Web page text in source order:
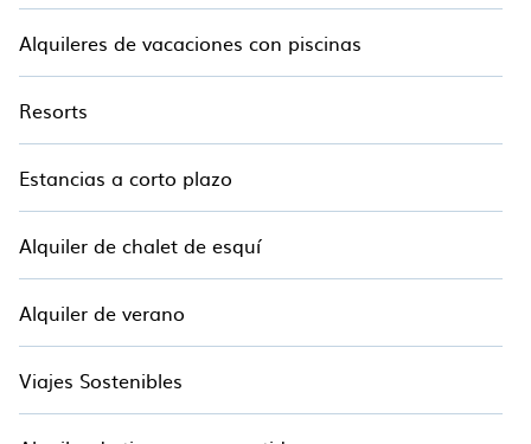
Alquileres de vacaciones con piscinas
Resorts
Estancias a corto plazo
Alquiler de chalet de esquí
Alquiler de verano
Viajes Sostenibles